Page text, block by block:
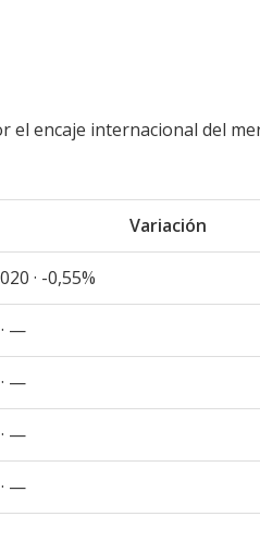
el encaje internacional del
Variación
· -0,55%
—
—
—
—